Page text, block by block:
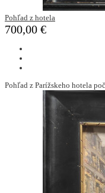
Pohľad z hotela
700,00 €
Pohľad z Parížskeho hotela